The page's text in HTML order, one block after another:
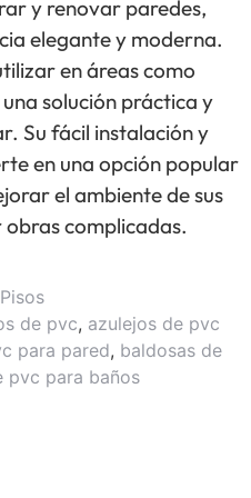
y renovar paredes,
elegante y moderna.
en áreas como
solución práctica y
Su fácil instalación y
en una opción popular
el ambiente de sus
obras complicadas.
de pvc, azulejos de pvc
para pared, baldosas de
pvc para baños